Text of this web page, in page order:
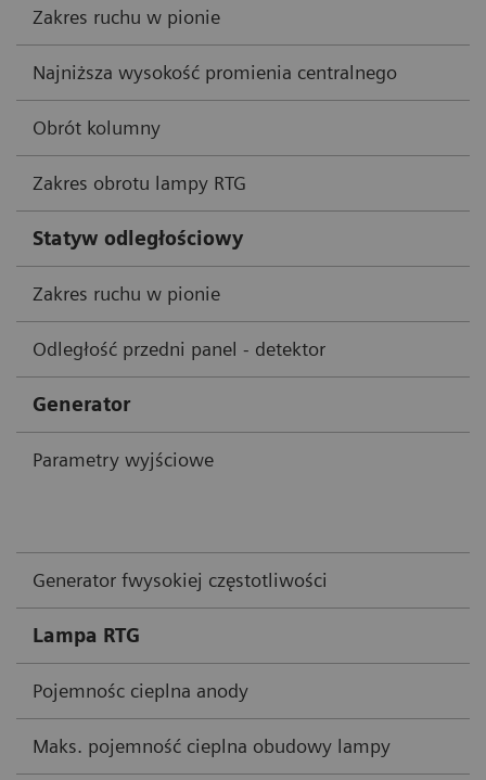
Zakres ruchu w pionie
Najniższa wysokość promienia centralnego
Obrót kolumny
Zakres obrotu lampy RTG
Statyw odległościowy
Zakres ruchu w pionie
Odległość przedni panel - detektor
Generator
Parametry wyjściowe
Generator fwysokiej częstotliwości
Lampa RTG
Pojemnośc cieplna anody
Maks. pojemność cieplna obudowy lampy